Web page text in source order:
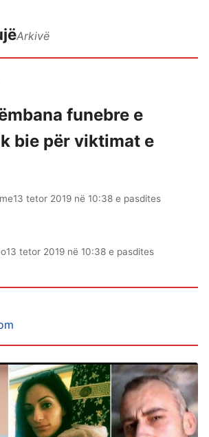
Arkivë
funebre e
bie për viktimat e
13 tetor 2019 në 10:38 e pasdites
13 tetor 2019 në 10:38 e pasdites